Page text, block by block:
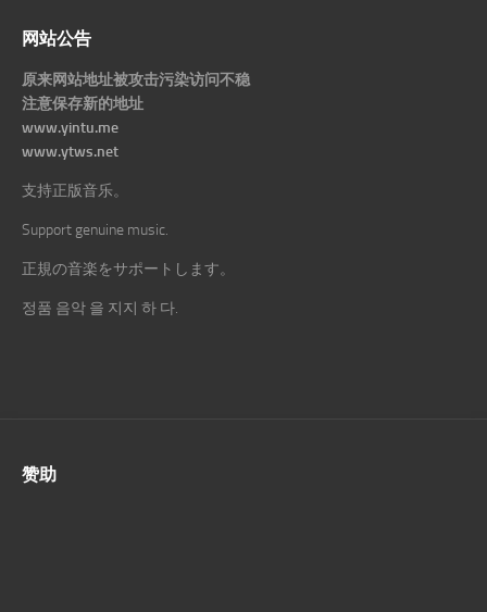
网站公告
原来网站地址被攻击污染访问不稳
注意保存新的地址
www.yintu.me
www.ytws.net
支持正版音乐。
Support genuine music.
正規の音楽をサポートします。
정품 음악 을 지지 하 다.
赞助